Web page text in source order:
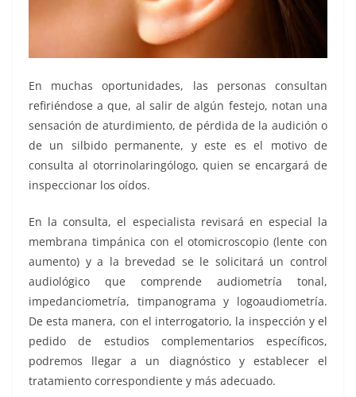
En muchas oportunidades, las personas consultan
refiriéndose a que, al salir de algún festejo, notan una
sensación de aturdimiento, de pérdida de la audición o
de un silbido permanente, y este es el motivo de
consulta al otorrinolaringólogo, quien se encargará de
inspeccionar los oídos.
En la consulta, el especialista revisará en especial la
membrana timpánica con el otomicroscopio (lente con
aumento) y a la brevedad se le solicitará un control
audiológico que comprende audiometría tonal,
impedanciometría, timpanograma y logoaudiometría.
De esta manera, con el interrogatorio, la inspección y el
pedido de estudios complementarios específicos,
podremos llegar a un diagnóstico y establecer el
tratamiento correspondiente y más adecuado.